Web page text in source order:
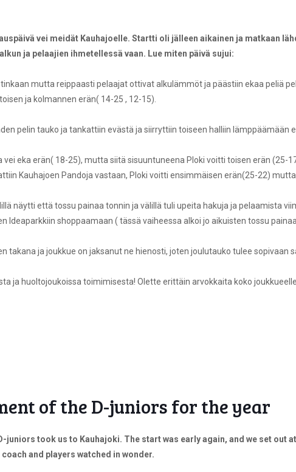
vei meidät Kauhajoelle. Startti oli jälleen aikainen ja matkaan
ja pelaajien ihmetellessä vaan. Lue miten päivä sujui:
mutta reippaasti pelaajat ottivat alkulämmöt ja päästiin ekaa peliä
ja kolmannen erän( 14-25 , 12-15).
pelin tauko ja tankattiin evästä ja siirryttiin toiseen halliin lämppäämään
vei eka erän( 18-25), mutta siitä sisuuntuneena Ploki voitti toisen erän (25-
Kauhajoen Pandoja vastaan, Ploki voitti ensimmäisen erän(25-22)
näytti että tossu painaa tonnin ja välillä tuli upeita hakuja ja pelaamista
Ideaparkkiin shoppaamaan ( tässä vaiheessa alkoi jo aikuisten tossu
takana ja joukkue on jaksanut ne hienosti, joten joulutauko tulee sopivaan
ja huoltojoukoissa toimimisesta! Olette erittäin arvokkaita koko
of the D-juniors for the year
juniors took us to Kauhajoki. The start was early again, and we set out
and players watched in wonder.